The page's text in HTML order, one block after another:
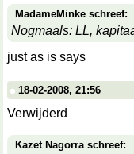
MadameMinke schreef:
Nogmaals: LL,
just as is says
18-02-2008, 21:56
Verwijderd
Kazet Nagorra schreef: